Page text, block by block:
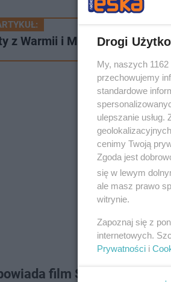
z Warmii i Mazur zrobiły
film
Drogi
My, naszych
przechowujemy
standardowe
ulepszanie
cenimy Twoją
Zgoda jest
się w lewym
ale masz prawo
witrynie.
Zapoznaj się z
internetowych.
Prywatności i